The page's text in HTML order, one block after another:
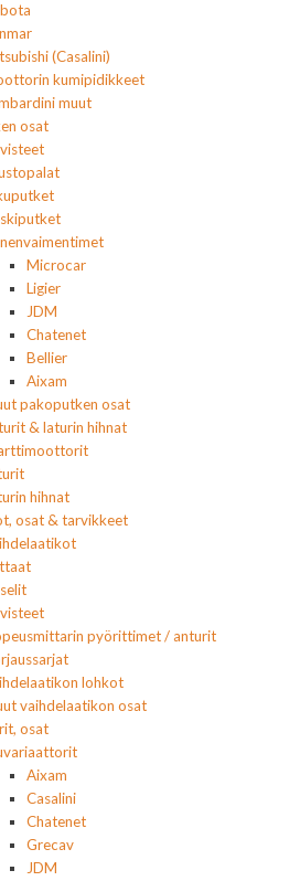
(Casalini)
kumipidikkeet
muut
osat
Microcar
Ligier
JDM
Chatenet
Bellier
Aixam
pakoputken osat
& laturin hihnat
hihnat
osat & tarvikkeet
pyörittimet / anturit
lohkot
vaihdelaatikon osat
osat
Aixam
Casalini
Chatenet
Grecav
JDM